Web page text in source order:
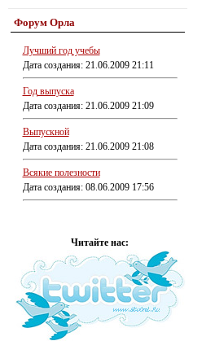
Форум Орла
Лучший год учебы
Дата создания: 21.06.2009 21:11
Год выпуска
Дата создания: 21.06.2009 21:09
Выпускной
Дата создания: 21.06.2009 21:08
Всякие полезности
Дата создания: 08.06.2009 17:56
Читайте нас: